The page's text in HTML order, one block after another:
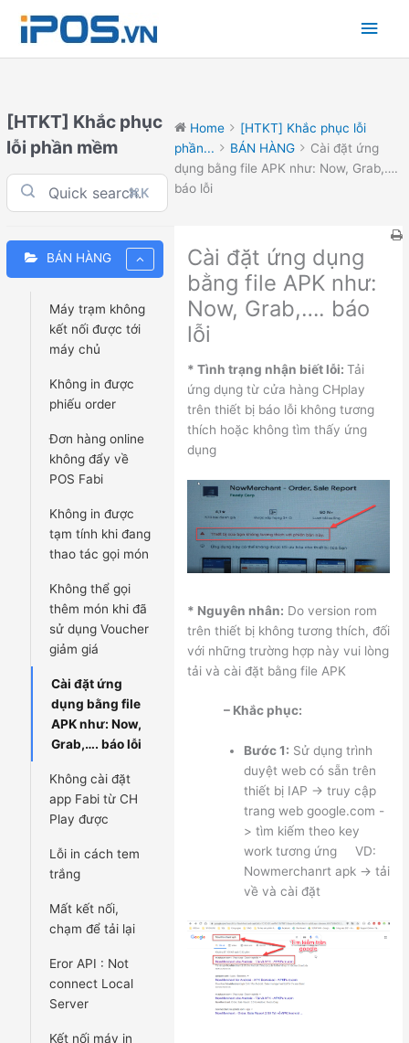
Main
[HTKT] Khắc phục
lỗi phần mềm
⌘K
BÁN HÀNG
Máy trạm không
kết nối được tới
máy chủ
Không in được
phiếu order
Đơn hàng online
không đẩy về
POS Fabi
Không in được
tạm tính khi đang
thao tác gọi món
Không thể gọi
thêm món khi đã
sử dụng Voucher
giảm giá
Cài đặt ứng
dụng bằng file
APK như: Now,
Grab,…. báo lỗi
Không cài đặt
app Fabi từ CH
Play được
Lỗi in cách tem
trắng
Mất kết nối,
chạm để tải lại
Eror API : Not
connect Local
Server
Kết nối máy in
Home
[HTKT] Khắc phục lỗi
phần...
BÁN HÀNG
Cài đặt ứng
dụng bằng file APK như: Now, Grab,….
báo lỗi
Cài đặt ứng dụng
bằng file APK như:
Now, Grab,…. báo
lỗi
* Tình trạng nhận biết lỗi: Tải
ứng dụng từ cửa hàng CHplay
trên thiết bị báo lỗi không tương
thích hoặc không tìm thấy ứng
dụng
* Nguyên nhân: Do version rom
trên thiết bị không tương thích, đối
với những trường hợp này vui lòng
tải và cài đặt bằng file APK
– Khắc phục:
Bước 1: Sử dụng trình
duyệt web có sẵn trên
thiết bị IAP -> truy cập
trang web google.com -
> tìm kiếm theo key
work tương ứng VD:
Nowmerchanrt apk -> tải
về và cài đặt